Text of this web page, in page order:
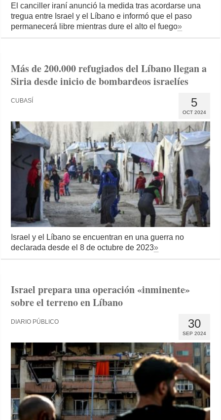
El canciller iraní anunció la medida tras acordarse una
tregua entre Israel y el Líbano e informó que el paso
permanecerá libre mientras dure el alto el fuego»
Más de 200.000 refugiados del Líbano llegan a
Siria desde inicio de bombardeos israelíes
5
OCT 2024
CUBASÍ
Israel y el Líbano se encuentran en una guerra no
declarada desde el 8 de octubre de 2023»
Israel prepara una operación «inminente»
sobre el terreno en Líbano
30
SEP 2024
DIARIO PÚBLICO